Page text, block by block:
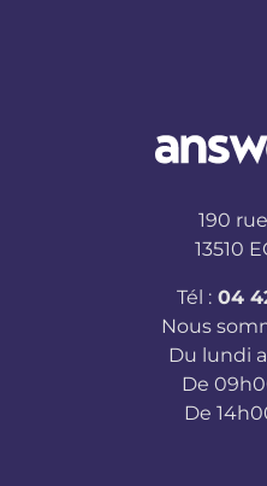
190
13510
Tél : 04
Nous
Du lundi
De
De